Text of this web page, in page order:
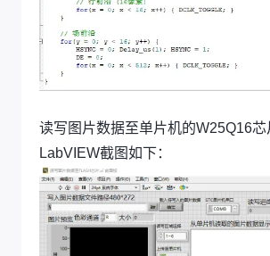
读写图片数据至单片机的W25Q16
LabVIEW截图如下：